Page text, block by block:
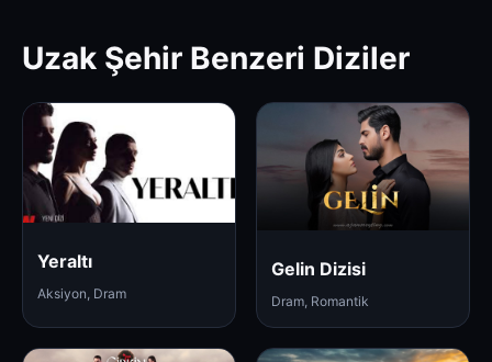
Uzak Şehir Benzeri Diziler
Yeraltı
Aksiyon, Dram
Gelin Dizisi
Dram, Romantik